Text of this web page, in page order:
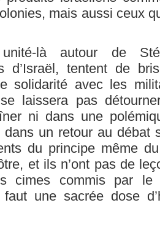
mais aussi ceux
là autour de
d’Israël, tentent de
solidarité avec les
laissera pas
ni dans une
dans un retour au débat
du principe même
et ils n’ont pas de
cimes commis par le
une sacrée dose